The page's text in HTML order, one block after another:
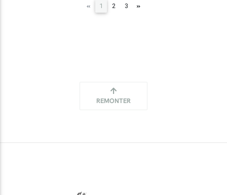
« 1 (current)
2 3 »
REMONTER